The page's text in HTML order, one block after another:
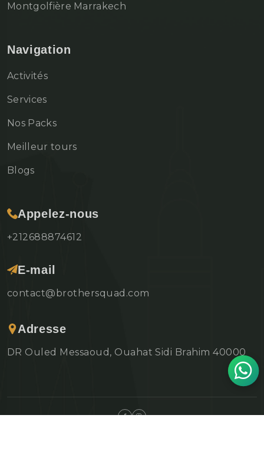
Montgolfière Marrakech
Navigation
Activités
Services
Nos Packs
Meilleur tours
Blogs
Appelez-nous
+212688874612
E-mail
contact@brothersquad.com
Adresse
DR Ouled Messaoud, Ouahat Sidi Brahim 40000